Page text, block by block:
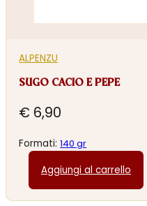
ALPENZU
SUGO CACIO E PEPE
€ 6,90
Formati:140 gr
Aggiungi al carrello